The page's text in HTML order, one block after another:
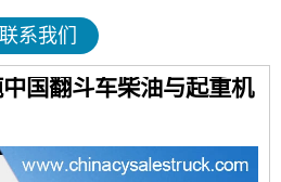
联系我们
国翻斗车柴油与起重机